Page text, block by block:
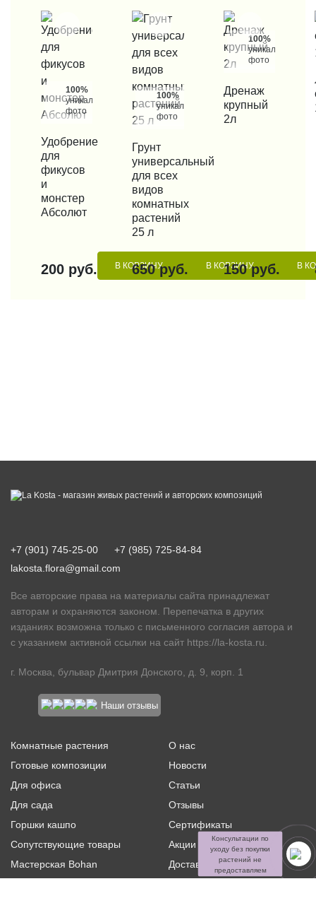
100%
уникальные
фото
КУПИТЬ В 1 КЛИК
Удобрение
для
фикусов
и
монстер
Абсолют
200 руб. В КОРЗИНУ
100%
уникальные
фото
КУПИТЬ В 1 КЛИК
Грунт
универсальный
для всех
видов
комнатных
растений
25 л
650 руб. В КОРЗИНУ
100%
уникальные
фото
КУПИТЬ В 1 КЛИК
Дренаж
крупный
2л
150 руб. В
+7 (901) 745-25-00
+7 (985) 725-84-84
lakosta.flora@gmail.com
Все авторские права на материалы сайта принадлежат
авторам и охраняются законом. Перепечатка в других
изданиях возможна только с письменного согласия автора и
с указанием активной ссылки на сайт https://la-kosta.ru
г. Москва, бульвар Дмитрия Донского, д. 9, корп. 1
Наши отзывы
Комнатные растения
Готовые композиции
Для офиса
Для сада
Горшки кашпо
Сопутствующие товары
Мастерская Bohan
О нас
Новости
Статьи
Отзывы
Сертификаты
Акции и скидки
Доставка и оплата
Консультации по
уходу без покупки
растений не
предоставляем